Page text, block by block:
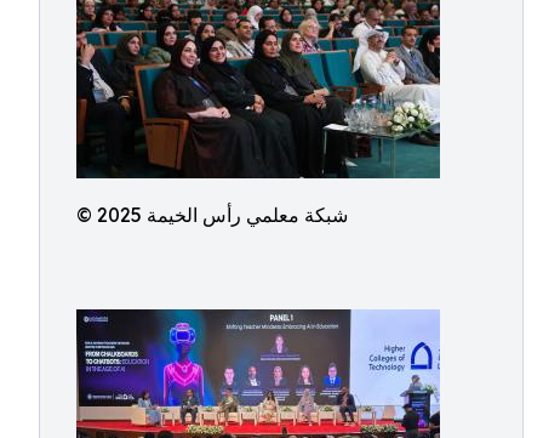
© شبكة معلمي رأس الخيمة 2025